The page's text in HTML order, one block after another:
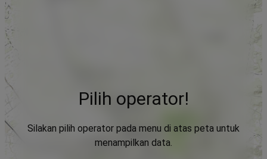
Pilih operator!
Silakan pilih operator pada menu di atas peta untuk
menampilkan data.